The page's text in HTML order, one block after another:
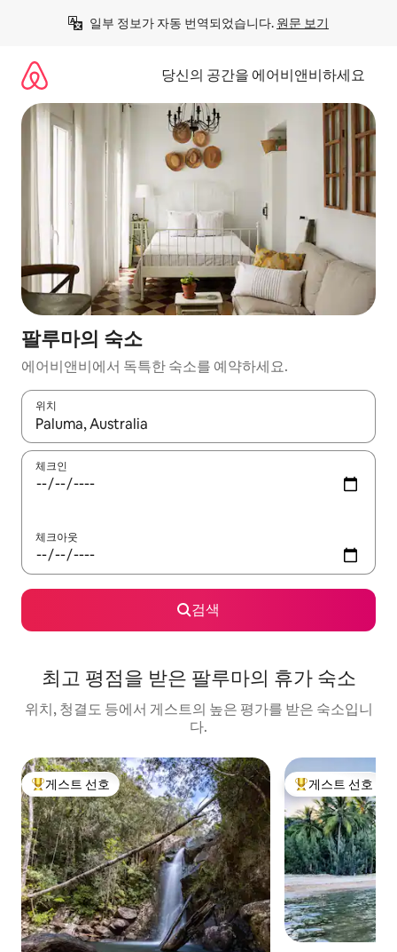
일부 정보가 자동 번역되었습니다. 원문 보기
당신의 공간을 에어비앤비하세요
팔루마의 숙소
에어비앤비에서 독특한 숙소를 예약하세요.
위치
결과가 나오면 위·아래 화살표 키를 사용하거나 터치 또는 스와이
체크인
체크아웃
검색
최고 평점을 받은 팔루마의 휴가 숙소
위치, 청결도 등에서 게스트의 높은 평가를 받은 숙소입니
다.
상위 게스트 선호
게스트 선호 상위 게스트 선호
게스트 선호